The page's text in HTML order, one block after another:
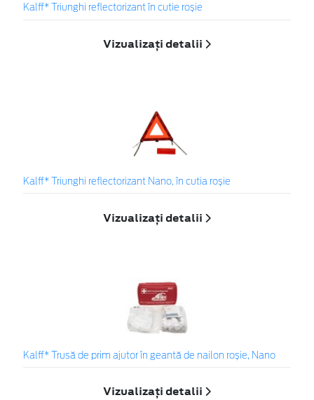
Kalff* Triunghi reflectorizant în cutie roșie
Vizualizați detalii
Kalff* Triunghi reflectorizant Nano, în cutia roșie
Vizualizați detalii
Kalff* Trusă de prim ajutor în geantă de nailon roșie, Nano
Vizualizați detalii